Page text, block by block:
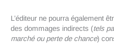
L’éditeur ne pourra également
des dommages indirects (tels
marché ou perte de chance)